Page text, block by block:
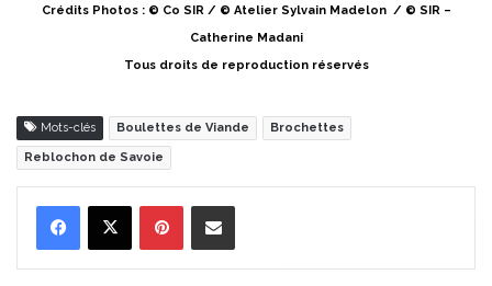
Crédits Photos : © Co SIR / © Atelier Sylvain Madelon / © SIR –
Catherine Madani
Tous droits de reproduction réservés
Mots-clés Boulettes de Viande Brochettes
Reblochon de Savoie